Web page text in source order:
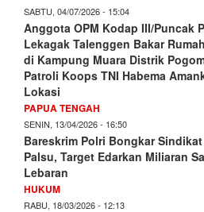
SABTU, 04/07/2026 - 15:04
Anggota OPM Kodap III/Puncak
Lekagak Talenggen Bakar
di Kampung Muara Distrik
Patroli Koops TNI Habema
Lokasi
PAPUA TENGAH
SENIN, 13/04/2026 - 16:50
Bareskrim Polri Bongkar
Palsu, Target Edarkan Miliaran
Lebaran
HUKUM
RABU, 18/03/2026 - 12:13